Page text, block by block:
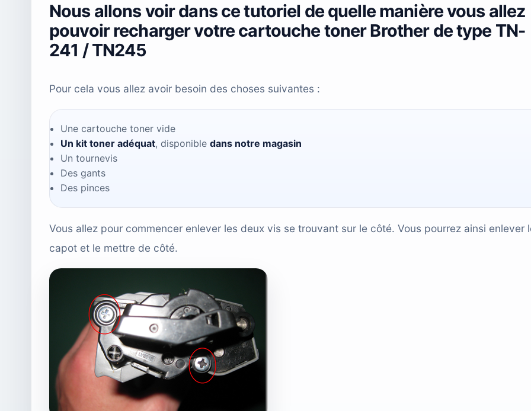
Nous allons voir dans ce tutoriel de quelle manière vous allez
pouvoir recharger votre cartouche toner Brother de type TN-
241 / TN245
Pour cela vous allez avoir besoin des choses suivantes :
Une cartouche toner vide
Un kit toner adéquat, disponible dans notre magasin
Un tournevis
Des gants
Des pinces
Vous allez pour commencer enlever les deux vis se trouvant sur le côté. Vous pourrez ainsi enlever
capot et le mettre de côté.